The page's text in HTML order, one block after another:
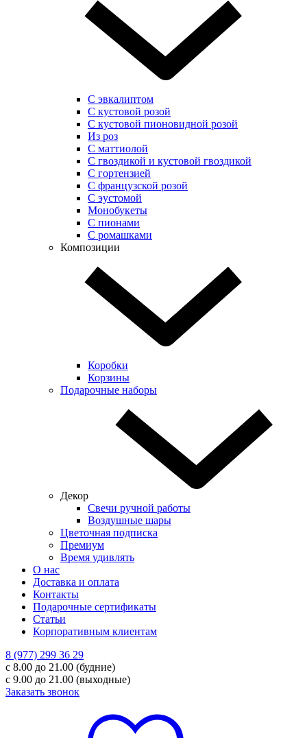
С эвкалиптом
С кустовой розой
С кустовой пионовидной розой
Из роз
С маттиолой
С гвоздикой и кустовой гвоздикой
С гортензией
С французской розой
С эустомой
Монобукеты
С пионами
С ромашками
Композиции
Коробки
Корзины
Подарочные наборы
Декор
Свечи ручной работы
Воздушные шары
Цветочная подписка
Премиум
Время удивлять
О нас
Доставка и оплата
Контакты
Подарочные сертификаты
Статьи
Корпоративным клиентам
8 (977) 299 36 29
с 8.00 до 21.00 (будние)
с 9.00 до 21.00 (выходные)
Заказать звонок